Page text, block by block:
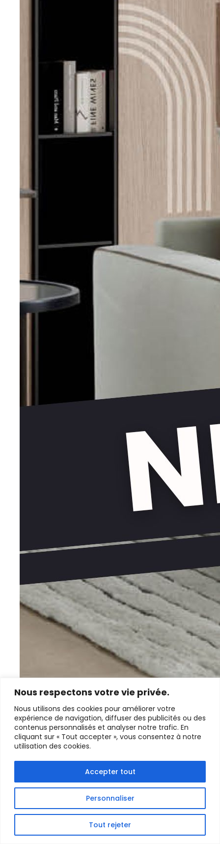
Nous respectons votre vie privée.
Nous utilisons des cookies pour améliorer votre
expérience de navigation, diffuser des publicités ou des
contenus personnalisés et analyser notre trafic. En
cliquant sur « Tout accepter », vous consentez à notre
utilisation des cookies.
Personnaliser
Tout rejeter
Accepter tout
NIGHT & DAY : L’OFFRE NUIT CHEZ
HOMESALONS
L’offre Night & Day de chez HomeSalons, en cours
du 5 mai au 9 juin 2025, …
DÉCOUVRIR LA SUITE